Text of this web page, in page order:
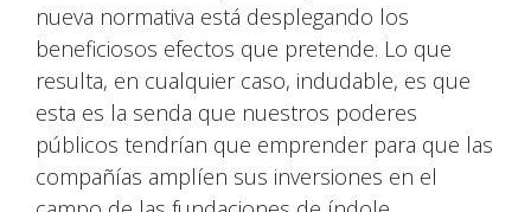
nueva normativa está desplegando los
beneficiosos efectos que pretende. Lo que
resulta, en cualquier caso, indudable, es que
esta es la senda que nuestros poderes
públicos tendrían que emprender para que las
compañías amplíen sus inversiones en el